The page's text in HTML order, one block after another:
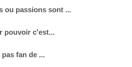
ou passions sont ...
pouvoir c'est...
fan de ...